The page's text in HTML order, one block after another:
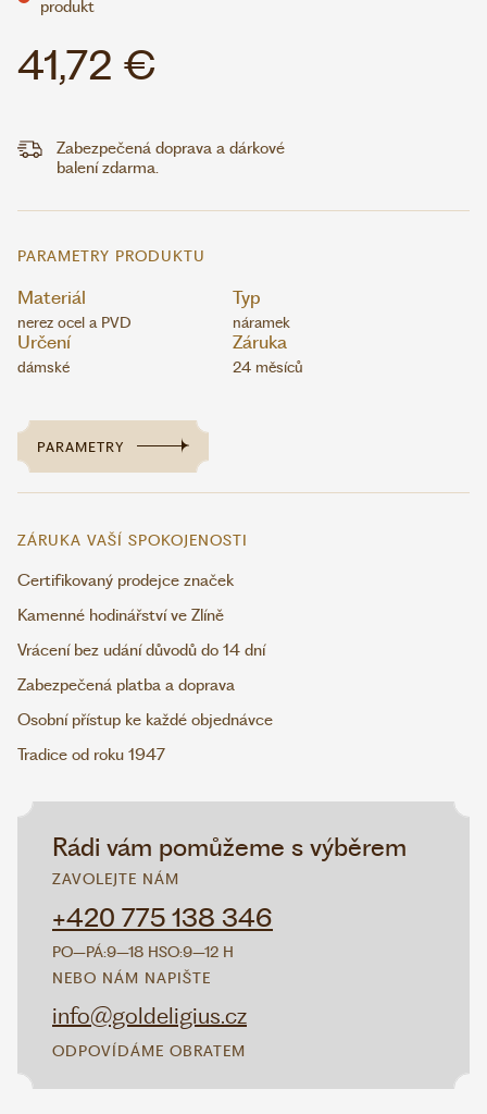
Rádi vám pomůžeme s výběrem
ZAVOLEJTE NÁM
+420 775 138 346
PO–PÁ:9–18 HSO:9–12 H
NEBO NÁM NAPIŠTE
info@goldeligius.cz
ODPOVÍDÁME OBRATEM
produkt
41,72 €
Zabezpečená doprava a dárkové
balení zdarma.
PARAMETRY PRODUKTU
Materiál
nerez ocel a PVD
Typ
náramek
Určení
dámské
Záruka
24 měsíců
PARAMETRY
ZÁRUKA VAŠÍ SPOKOJENOSTI
Certifikovaný prodejce značek
Kamenné hodinářství ve Zlíně
Vrácení bez udání důvodů do 14 dní
Zabezpečená platba a doprava
Osobní přístup ke každé objednávce
Tradice od roku 1947